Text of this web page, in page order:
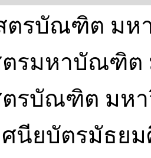
ตรบัณฑิต มห
ตรมหาบัณฑิต
ตรบัณฑิต มห
นียบัตรมัธย